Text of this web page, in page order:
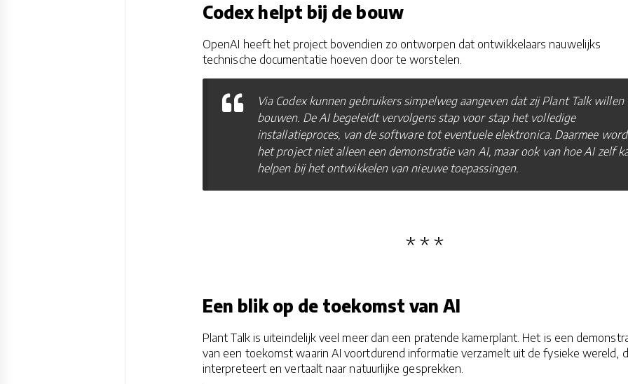
Codex helpt bij de bouw
OpenAI heeft het project bovendien zo ontworpen dat ontwikkelaars nauwelijks
technische documentatie hoeven door te worstelen.
Via Codex kunnen gebruikers simpelweg aangeven dat zij Plant Talk willen
bouwen. De AI begeleidt vervolgens stap voor stap het volledige
installatieproces, van de software tot eventuele elektronica. Daarmee
het project niet alleen een demonstratie van AI, maar ook van hoe AI zelf
helpen bij het ontwikkelen van nieuwe toepassingen.
Een blik op de toekomst van AI
Plant Talk is uiteindelijk veel meer dan een pratende kamerplant. Het is een
van een toekomst waarin AI voortdurend informatie verzamelt uit de fysieke wereld,
interpreteert en vertaalt naar natuurlijke gesprekken.